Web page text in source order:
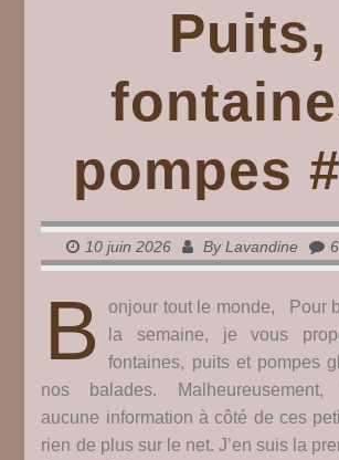
Puits,
pompes
10 juin 2026 ByLavandine
B
onjour tout le monde, Pour
la semaine, je vous
fontaines, puits et pompes
nos balades.
aucune information à côté de ces
rien de plus sur le net. J’en suis la